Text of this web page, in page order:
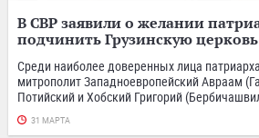
В СВР заявили о желании
подчинить Грузинскую церковь
Среди наиболее доверенных лица
митрополит Западноевропейский Авраам
Потийский и Хобский Григорий
31 МАРТА